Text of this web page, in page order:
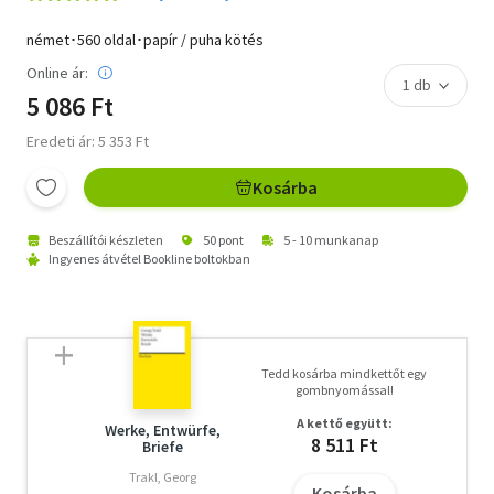
német･560 oldal･papír / puha kötés
Online ár:
5 086 Ft
Eredeti ár: 5 353 Ft
Kosárba
Beszállítói készleten 50 pont
5 - 10 munkanap
Ingyenes átvétel Bookline boltokban
Werke, Entwürfe,
Briefe
Trakl, Georg
Tedd kosárba mindkettőt egy
gombnyomással!
A kettő együtt:
8 511 Ft